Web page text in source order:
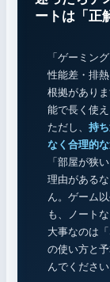
ートは「正
「ゲーミン
性能差・排
根拠があり
能で長く使
ただし、持
なく合理的な
「部屋が狭
理由がある
ん。ゲーム
も、ノート
大事なのは
の使い方と
んでください